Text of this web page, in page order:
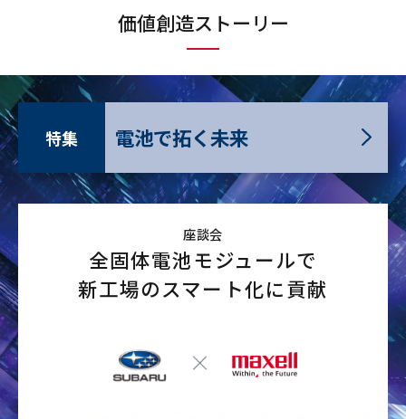
価値創造ストーリー
特集 電池で拓く未来
座談会
全固体電池モジュールで
新工場のスマート化に貢献